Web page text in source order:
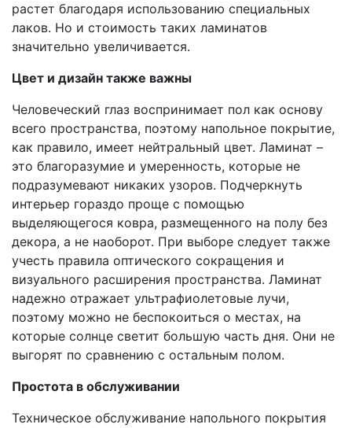
растет благодаря использованию специальных
лаков. Но и стоимость таких ламинатов
значительно увеличивается.
Цвет и дизайн также важны
Человеческий глаз воспринимает пол как основу
всего пространства, поэтому напольное покрытие,
как правило, имеет нейтральный цвет. Ламинат –
это благоразумие и умеренность, которые не
подразумевают никаких узоров. Подчеркнуть
интерьер гораздо проще с помощью
выделяющегося ковра, размещенного на полу без
декора, а не наоборот. При выборе следует также
учесть правила оптического сокращения и
визуального расширения пространства. Ламинат
надежно отражает ультрафиолетовые лучи,
поэтому можно не беспокоиться о местах, на
которые солнце светит большую часть дня. Они не
выгорят по сравнению с остальным полом.
Простота в обслуживании
Техническое обслуживание напольного покрытия